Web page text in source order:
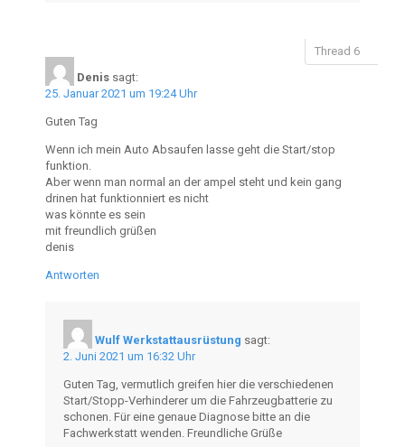
Denis sagt:
25. Januar 2021 um 19:24 Uhr
Guten Tag
Wenn ich mein Auto Absaufen lasse geht die Start/stop
funktion.
Aber wenn man normal an der ampel steht und kein gang
drinen hat funktionniert es nicht
was könnte es sein
mit freundlich grüßen
denis
Antworten
Wulf Werkstattausrüstung sagt:
2. Juni 2021 um 16:32 Uhr
Guten Tag, vermutlich greifen hier die verschiedenen
Start/Stopp-Verhinderer um die Fahrzeugbatterie zu
schonen. Für eine genaue Diagnose bitte an die
Fachwerkstatt wenden. Freundliche Grüße